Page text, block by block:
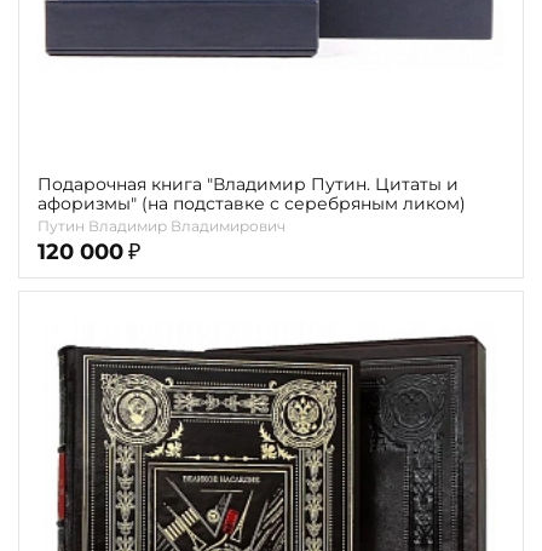
Подарочная книга "Владимир Путин. Цитаты и
афоризмы" (на подставке с серебряным ликом)
Путин Владимир Владимирович
120 000 ₽